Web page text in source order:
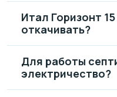
Итал Горизонт
откачивать?
Для работы
электричество?